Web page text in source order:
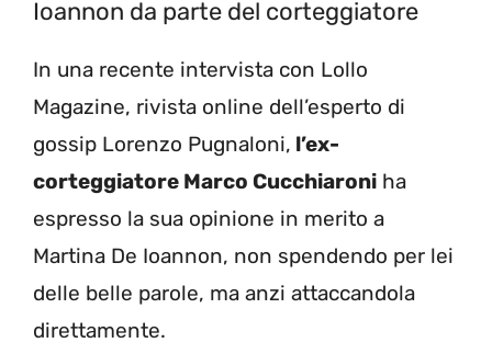
Ioannon da parte del corteggiatore
In una recente intervista con Lollo
Magazine, rivista online dell’esperto di
gossip Lorenzo Pugnaloni, l’ex-
corteggiatore Marco Cucchiaroni ha
espresso la sua opinione in merito a
Martina De Ioannon, non spendendo per lei
delle belle parole, ma anzi attaccandola
direttamente.